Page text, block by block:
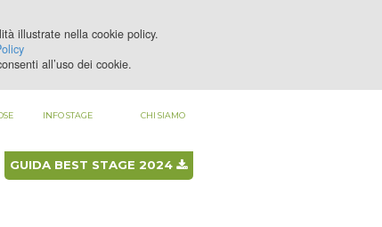
REGISTRATI
LOGIN
GUIDA BEST STAGE 2024
INFO STAGE CHI SIAMO
illustrate nella cookie policy.
all’uso dei cookie.